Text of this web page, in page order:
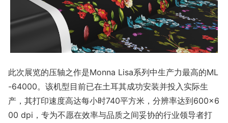
此次展览的压轴之作是Monna Lisa系列中生产力最高的ML
-64000。该机型目前已在土耳其成功安装并投入实际生
产，其打印速度高达每小时740平方米，分辨率达到600×6
00 dpi，专为不愿在效率与品质之间妥协的行业领导者打